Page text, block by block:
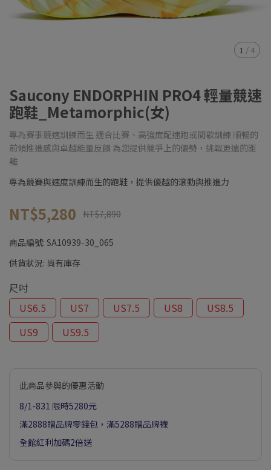
1 / 4
Saucony ENDORPHIN PRO4 輕量競速
跑鞋_Metamorphic(女)
專為賽事競速訓練而生 適合比賽、高強度配速跑或間歇訓練 順暢的
前傾推進感與卓越能量反饋 為您提供競爭上的優勢，挑戰更遠的距
離
專為競賽與速度訓練而生的跑鞋，提供優越的滾動與推進力
NT$5,280 NT$7,890
商品編號: SA10939-30_065
供貨狀況: 尚有庫存
尺吋
US6.5
US7 US7.5 US8
US8.5
US9
US9.5
此商品參與的優惠活動
8/1-831 限時5280元
滿2888贈品牌零錢包，滿5288贈品牌襪
全館紅利加碼2倍送